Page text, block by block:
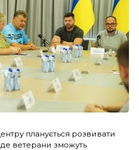
планується розвивати
де ветерани зможуть